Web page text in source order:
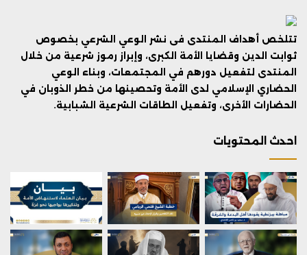
تتلخص أهداف المنتدى فى نشر الوعي الشرعي بخصوص
ثوابت الدين وقضايا الأمة الكبرى، وإبراز رموز شرعية من خلال
المنتدى لتفعيل دورهم في المجتمعات، وبناء الوعي
الحضاري الإسلامي لدى الأمة وتحصينها من خطر الذوبان في
الحضارات الأخرى، وتفعيل الطاقات الشرعية الشبابية.
احدث المحتويات